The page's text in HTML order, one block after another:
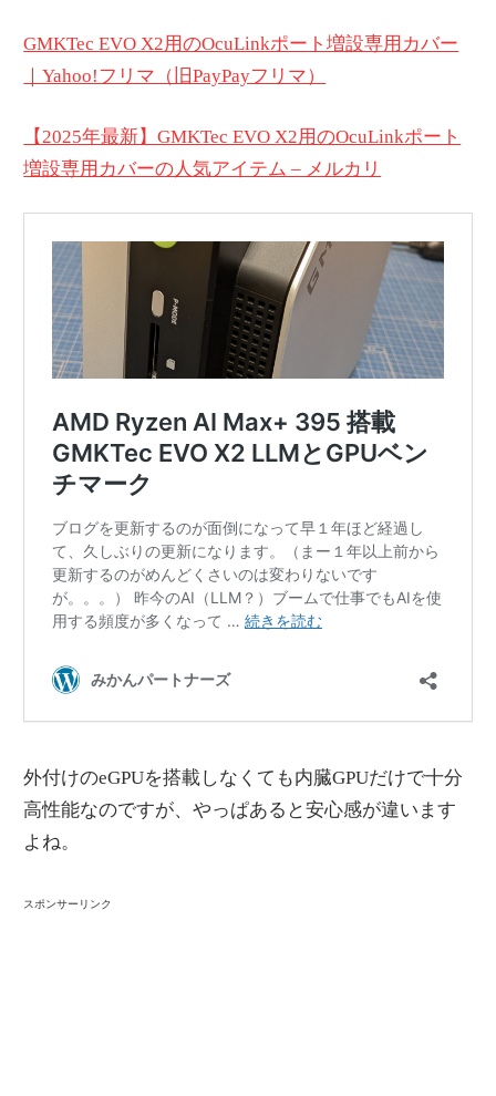
GMKTec EVO X2用のOcuLinkポート増設専用カバー
｜Yahoo!フリマ（旧PayPayフリマ）
【2025年最新】GMKTec EVO X2用のOcuLinkポート
増設専用カバーの人気アイテム – メルカリ
外付けのeGPUを搭載しなくても内臓GPUだけで十分
高性能なのですが、やっぱあると安心感が違います
よね。
スポンサーリンク